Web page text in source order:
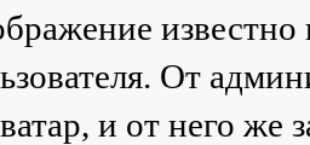
От
и от него же